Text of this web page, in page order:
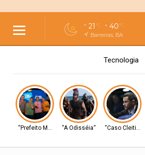
21 °C 40°C
Barreiras, BA
Tecnologia
“Prefeito Moab” “A Odisséia“ “Caso Cleitinho”